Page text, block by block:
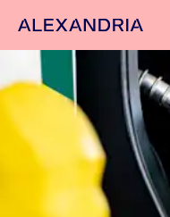
Etusivulle